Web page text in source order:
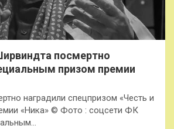
посмертно
призом премии
наградили спецпризом «Честь и
«Ника» © Фото : соцсети ФК